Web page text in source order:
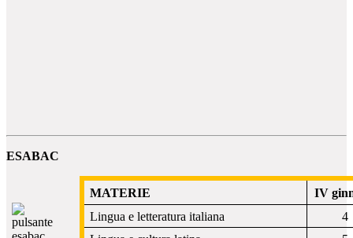
ESABAC
MATERIE
IV
Lingua e letteratura italiana
4